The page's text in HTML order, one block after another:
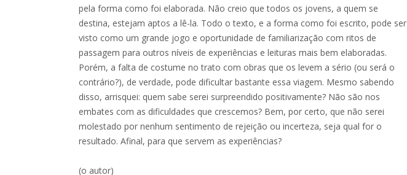
pela forma como foi elaborada. Não creio que todos os jovens, a quem se
destina, estejam aptos a lê-la. Todo o texto, e a forma como foi escrito, pode ser
visto como um grande jogo e oportunidade de familiarização com ritos de
passagem para outros níveis de experiências e leituras mais bem elaboradas.
Porém, a falta de costume no trato com obras que os levem a sério (ou será o
contrário?), de verdade, pode dificultar bastante essa viagem. Mesmo sabendo
disso, arrisquei: quem sabe serei surpreendido positivamente? Não são nos
embates com as dificuldades que crescemos? Bem, por certo, que não serei
molestado por nenhum sentimento de rejeição ou incerteza, seja qual for o
resultado. Afinal, para que servem as experiências?
(o autor)